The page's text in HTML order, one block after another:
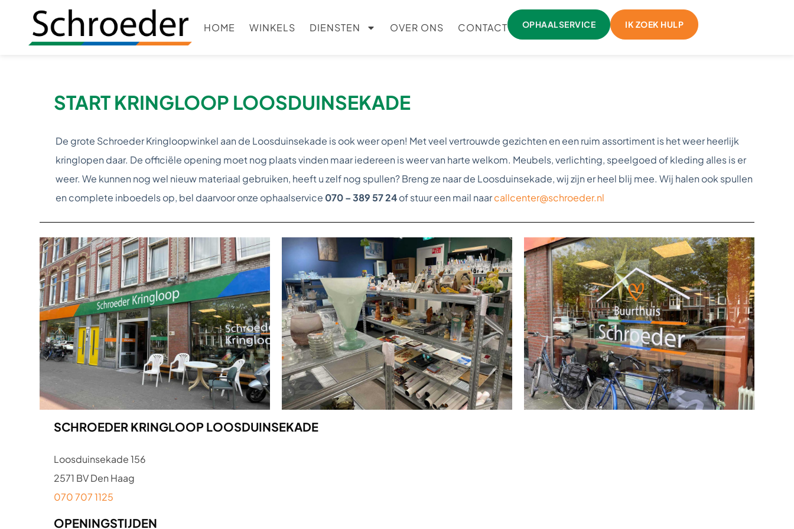
HOME WINKELS DIENSTEN OVER ONS CONTACT OPHAALSERVICE IK ZOEK HULP
START KRINGLOOP LOOSDUINSEKADE
De grote Schroeder Kringloopwinkel aan de Loosduinsekade is ook weer open! Met veel vertrouwde gezichten en een ruim assortiment is het weer heerlijk
kringlopen daar. De officiële opening moet nog plaats vinden maar iedereen is weer van harte welkom. Meubels, verlichting, speelgoed of kleding alles is er
weer. We kunnen nog wel nieuw materiaal gebruiken, heeft u zelf nog spullen? Breng ze naar de Loosduinsekade, wij zijn er heel blij mee. Wij halen ook spullen
en complete inboedels op, bel daarvoor onze ophaalservice 070 – 389 57 24of stuur een mail naarcallcenter@schroeder.nl
SCHROEDER KRINGLOOP LOOSDUINSEKADE
Loosduinsekade 156
2571 BV Den Haag
070 707 1125
OPENINGSTIJDEN